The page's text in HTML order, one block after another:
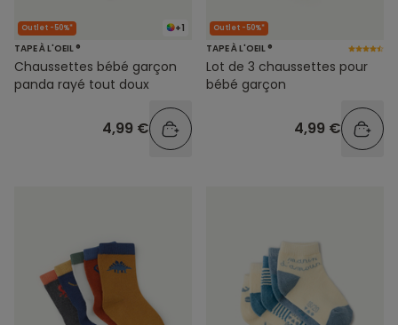
+1
Outlet -50%*
TAPE À L'OEIL ®
Chaussettes bébé garçon
panda rayé tout doux
4,99 €
Outlet -50%*
TAPE À L'OEIL ®
Lot de 3 chaussettes pour
bébé garçon
4,99 €